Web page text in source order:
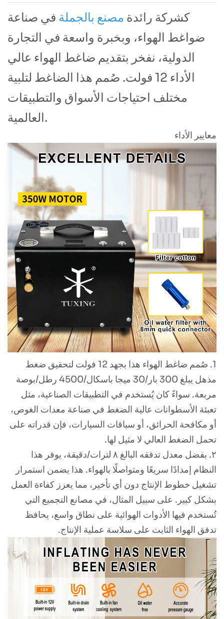
كشركة رائدة مصنع بالجملة في صناعة
ضواغط الهواء، وبخبرة واسعة في التجارة
الدولية، نفخر بتقديم ضاغط الهواء عالي
الأداء 12 فولت. صُمم هذا الضاغط لتلبية
مختلف احتياجات الأسواق والتطبيقات
العالمية.
معايير الأداء
1. صُمم ضاغط الهواء هذا بجهد 12 فولت لتحقيق ضغط
مذهل يبلغ 300 بار/30 ميجا باسكال/4500 رطل/بوصة
مربعة. سواءً كان يُستخدم في التطبيقات الصناعية، مثل
تعبئة الأسطوانات عالية الضغط في صناعة معدات الغوص،
أو مكافحة الحرائق، أو سباقات السيارات، فإن قدراته على
تحمل الضغط العالي لا مثيل لها.
٢. بفضل معدل تدفقه البالغ ٨ لترات/دقيقة، يوفر هذا
النظام إمدادًا سريعًا ومتواصلًا بالهواء. هذا يضمن استمرار
تشغيل خطوط الإنتاج دون أي تأخير، مما يعزز كفاءة العمل
بشكل كبير. على سبيل المثال، في مصانع التجميع التي
تُستخدم فيها الأدوات الهوائية على نطاق واسع، يحافظ
تدفق الهواء الثابت على سلاسة عملية الإنتاج.